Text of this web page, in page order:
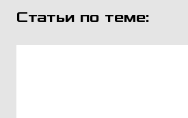
Статьи по теме: